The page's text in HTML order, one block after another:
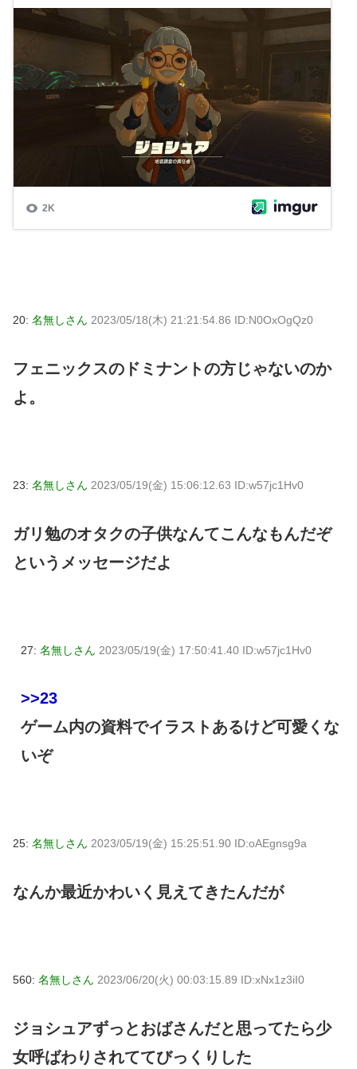
20: 名無しさん 2023/05/18(木) 21:21:54.86 ID:N0OxOgQz0
フェニックスのドミナントの方じゃないのか
よ。
23: 名無しさん 2023/05/19(金) 15:06:12.63 ID:w57jc1Hv0
ガリ勉のオタクの子供なんてこんなもんだぞ
というメッセージだよ
27: 名無しさん 2023/05/19(金) 17:50:41.40 ID:w57jc1Hv0
>>23
ゲーム内の資料でイラストあるけど可愛くな
いぞ
25: 名無しさん 2023/05/19(金) 15:25:51.90 ID:oAEgnsg9a
なんか最近かわいく見えてきたんだが
560: 名無しさん 2023/06/20(火) 00:03:15.89 ID:xNx1z3iI0
ジョシュアずっとおばさんだと思ってたら少
女呼ばわりされててびっくりした